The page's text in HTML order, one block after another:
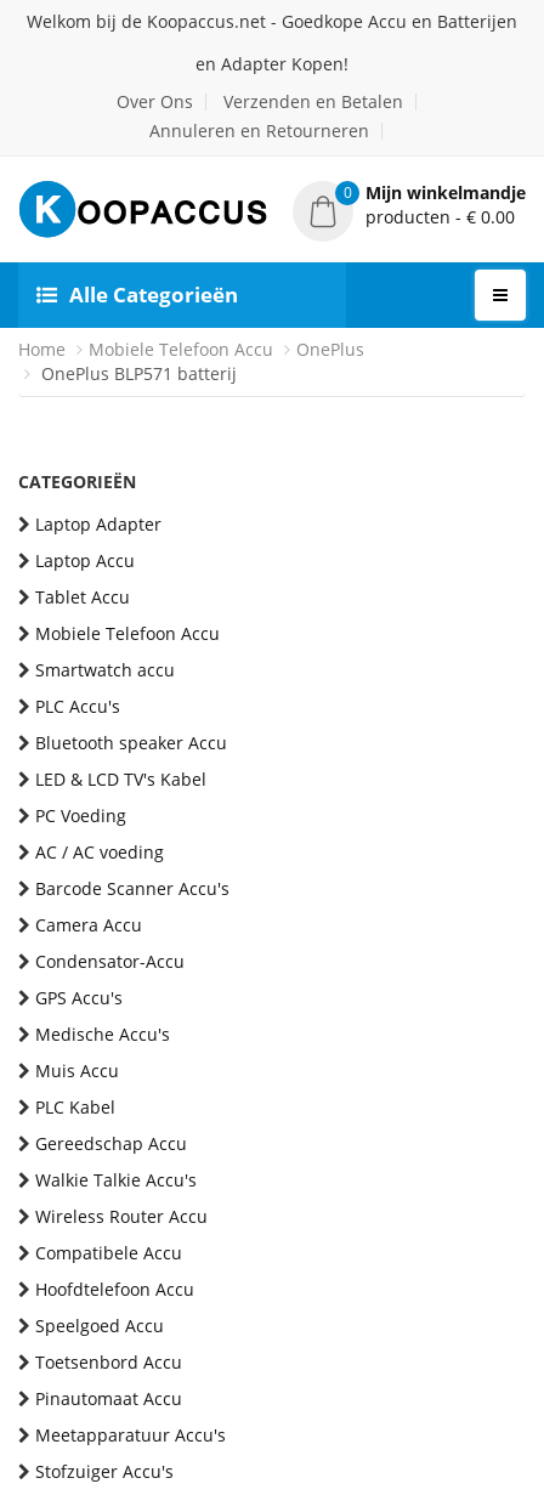
Welkom bij de Koopaccus.net - Goedkope Accu en Batterijen
en Adapter Kopen!
Over Ons
Verzenden en Betalen
Annuleren en Retourneren
0
Mijn winkelmandje
producten - € 0.00
Alle Categorieën
Home Mobiele Telefoon Accu
OnePlus
OnePlus BLP571 batterij
CATEGORIEËN
Laptop Adapter
Laptop Accu
Tablet Accu
Mobiele Telefoon Accu
Smartwatch accu
PLC Accu's
Bluetooth speaker Accu
LED & LCD TV's Kabel
PC Voeding
AC / AC voeding
Barcode Scanner Accu's
Camera Accu
Condensator-Accu
GPS Accu's
Medische Accu's
Muis Accu
PLC Kabel
Gereedschap Accu
Walkie Talkie Accu's
Wireless Router Accu
Compatibele Accu
Hoofdtelefoon Accu
Speelgoed Accu
Toetsenbord Accu
Pinautomaat Accu
Meetapparatuur Accu's
Stofzuiger Accu's